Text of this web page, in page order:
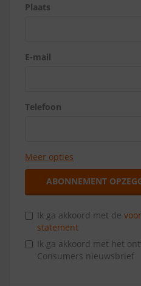
Plaats
E-mail
Telefoon
Meer opties
ABONNEMENT
Ik ga akkoord met de
statement
Ik ga akkoord met het
Consumers nieuwsbrief